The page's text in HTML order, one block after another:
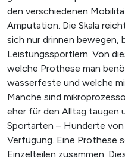
den verschiedenen
Amputation. Die Skala
sich nur drinnen bewegen,
Leistungssportlern. Von
welche Prothese man
wasserfeste und welche
Manche sind
eher für den Alltag taugen
Sportarten – Hunderte
Verfügung. Eine Prothese
Einzelteilen zusammen.